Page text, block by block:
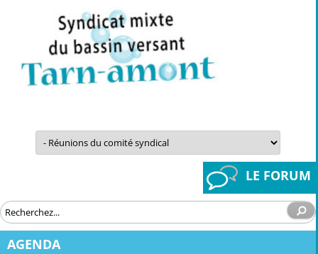
Aller
au
contenu
LE FORUM
AGENDA